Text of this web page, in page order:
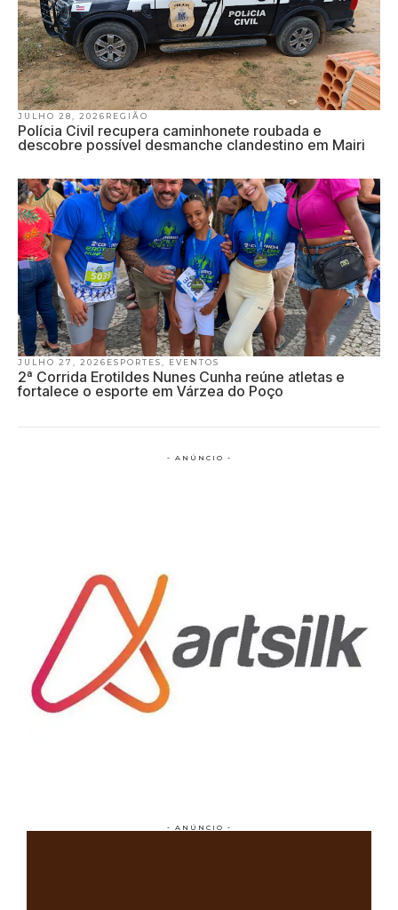
JULHO 28, 2026 REGIÃO
Polícia Civil recupera caminhonete roubada e
descobre possível desmanche clandestino em Mairi
JULHO 27, 2026 ESPORTES EVENTOS
2ª Corrida Erotildes Nunes Cunha reúne atletas e
fortalece o esporte em Várzea do Poço
- ANÚNCIO -
- ANÚNCIO -